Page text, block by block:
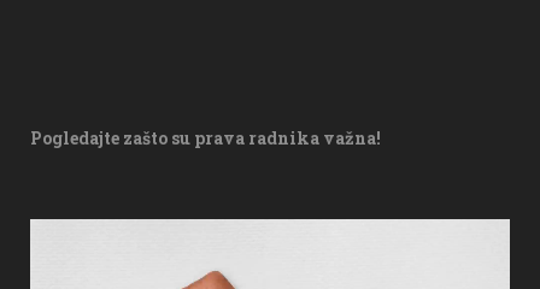
Pogledajte zašto su prava radnika važna!